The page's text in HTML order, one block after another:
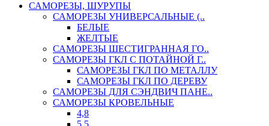
САМОРЕЗЫ, ШУРУПЫ
САМОРЕЗЫ УНИВЕРСАЛЬНЫЕ (..
БЕЛЫЕ
ЖЕЛТЫЕ
САМОРЕЗЫ ШЕСТИГРАННАЯ ГО..
САМОРЕЗЫ ГКЛ С ПОТАЙНОЙ Г..
САМОРЕЗЫ ГКЛ ПО МЕТАЛЛУ
САМОРЕЗЫ ГКЛ ПО ДЕРЕВУ
САМОРЕЗЫ ДЛЯ СЭНДВИЧ ПАНЕ..
САМОРЕЗЫ КРОВЕЛЬНЫЕ
4,8
5,5